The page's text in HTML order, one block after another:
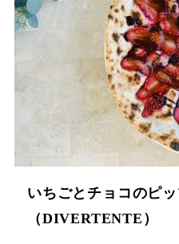
いちごとチョコのピ
（DIVERTENTE）